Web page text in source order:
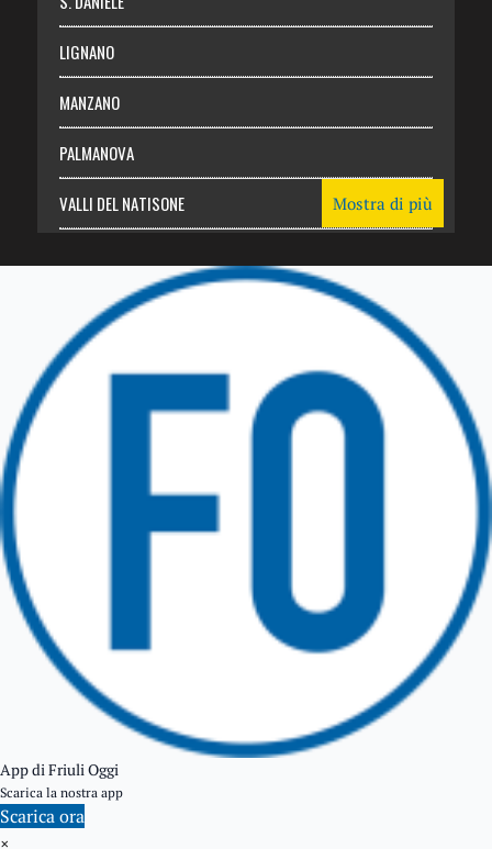
LIGNANO
MANZANO
PALMANOVA
VALLI DEL NATISONE
TRICESIMO
TARCENTO
GEMONA DEL FRIULI
Mostra di più
App di Friuli Oggi
Scarica la nostra app
Scarica ora
×